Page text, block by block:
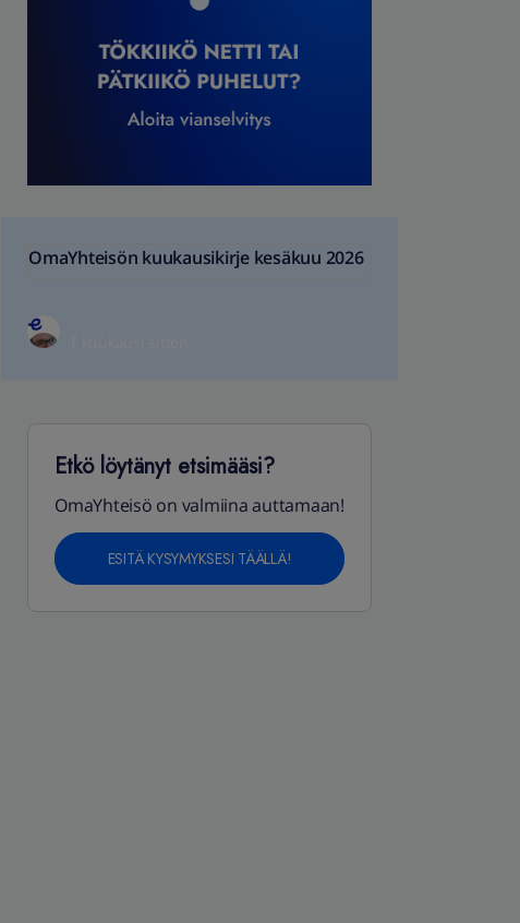
OmaYhteisön kuukausikirje kesäkuu 2026
Etkö löytänyt etsimääsi?
OmaYhteisö on valmiina auttamaan!
ESITÄ KYSYMYKSESI TÄÄLLÄ!